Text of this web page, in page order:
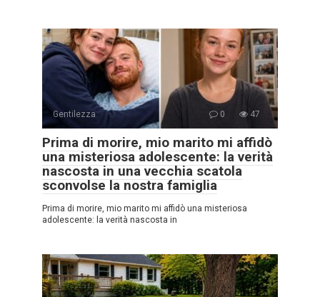
Gentilezza 0 47
Prima di morire, mio marito mi affidò
una misteriosa adolescente: la verità
nascosta in una vecchia scatola
sconvolse la nostra famiglia
Prima di morire, mio marito mi affidò una misteriosa
adolescente: la verità nascosta in